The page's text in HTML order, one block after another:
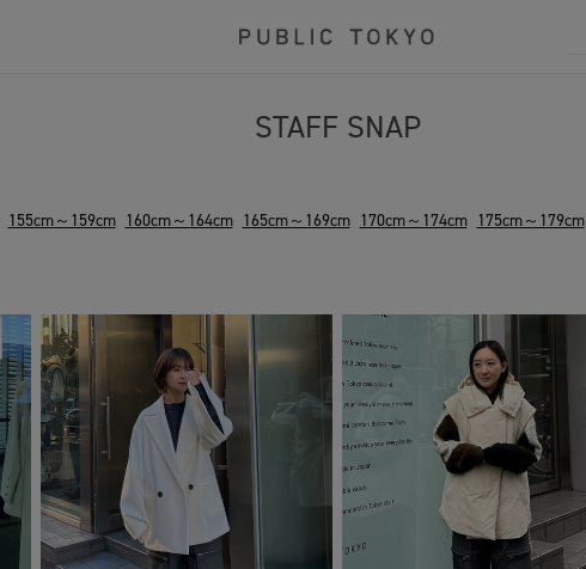
STAFF SNAP
155cm～159cm 160cm～164cm 165cm～169cm 170cm～174cm 175cm～179cm